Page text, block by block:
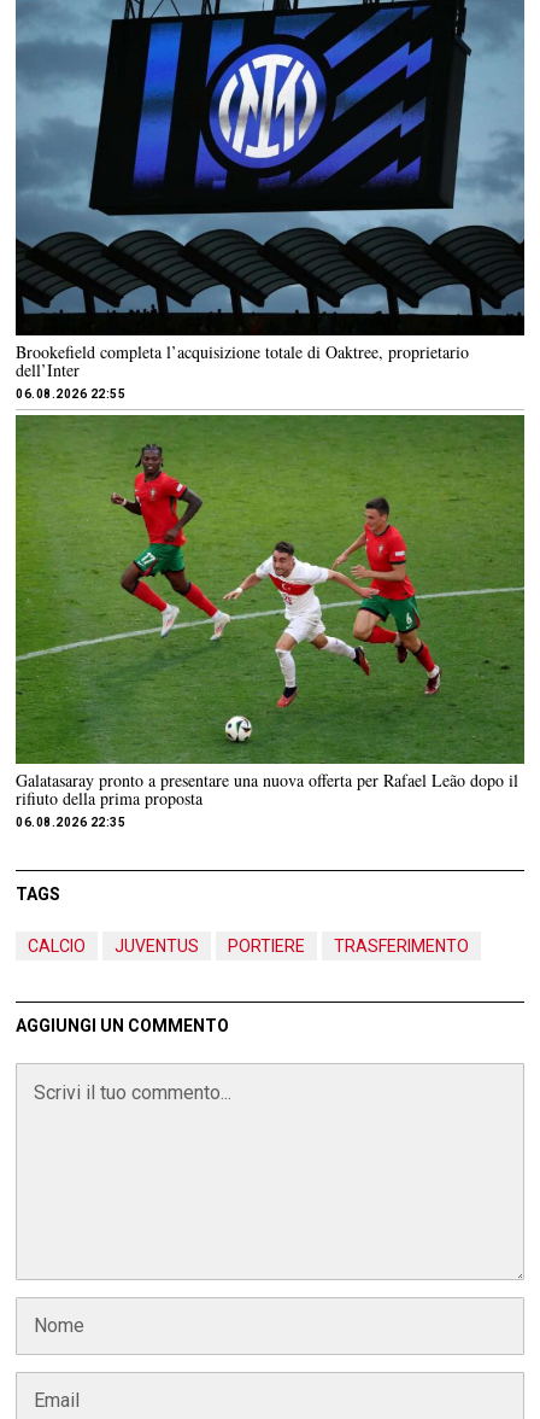
Brookefield completa l’acquisizione totale di Oaktree, proprietario
dell’Inter
06.08.2026 22:55
Galatasaray pronto a presentare una nuova offerta per Rafael Leão dopo il
rifiuto della prima proposta
06.08.2026 22:35
TAGS
CALCIO JUVENTUS PORTIERE TRASFERIMENTO
AGGIUNGI UN COMMENTO